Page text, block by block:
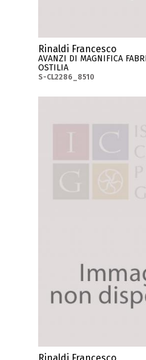
Rinaldi Francesco
AVANZI DI MAGNIFICA
OSTILIA
S-CL2286_8510